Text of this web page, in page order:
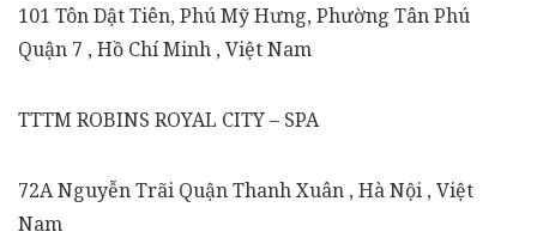
101 Tôn Dật Tiên, Phú Mỹ Hưng, Phường Tân Phú
Quận 7 , Hồ Chí Minh , Việt Nam
TTTM ROBINS ROYAL CITY – SPA
72A Nguyễn Trãi Quận Thanh Xuân , Hà Nội , Việt
Nam